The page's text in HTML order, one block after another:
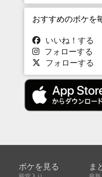
おすすめのボケを
いいね！する
フォローする
フォローする
ボケを見る ま